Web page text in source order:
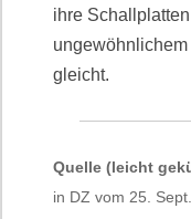
ihre
gleicht.
Quelle (leicht
in DZ vom 25.